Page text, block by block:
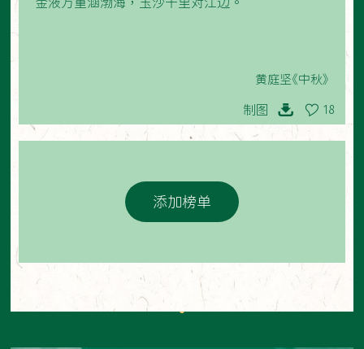
金液万重涵渤海，玉沙千里对江边。
黄庭坚《中秋》
制图 18
添加榜单